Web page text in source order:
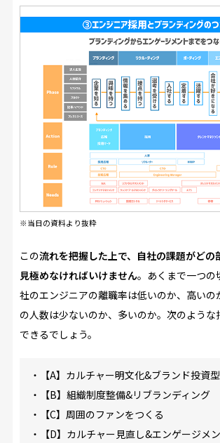
※当日の資料より抜粋
この流れを把握した上で、自社の課題がどの
見極めなければいけません。あくまで一つの
社のエンジニアの離職率は低いのか、高いの
の人数は少ないのか、多いのか。次のよう
できるでしょう。
・【A】カルチャー明文化&ブランド投資型
・【B】組織制度整備&リブランディング
・【C】周囲のファンをつくる
・【D】カルチャー見直し&エンゲージメ